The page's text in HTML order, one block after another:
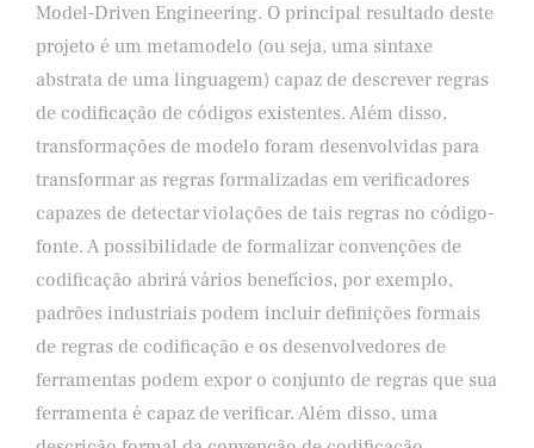
Model-Driven Engineering. O principal resultado deste
projeto é um metamodelo (ou seja, uma sintaxe
abstrata de uma linguagem) capaz de descrever regras
de codificação de códigos existentes. Além disso,
transformações de modelo foram desenvolvidas para
transformar as regras formalizadas em verificadores
capazes de detectar violações de tais regras no código-
fonte. A possibilidade de formalizar convenções de
codificação abrirá vários benefícios, por exemplo,
padrões industriais podem incluir definições formais
de regras de codificação e os desenvolvedores de
ferramentas podem expor o conjunto de regras que sua
ferramenta é capaz de verificar. Além disso, uma